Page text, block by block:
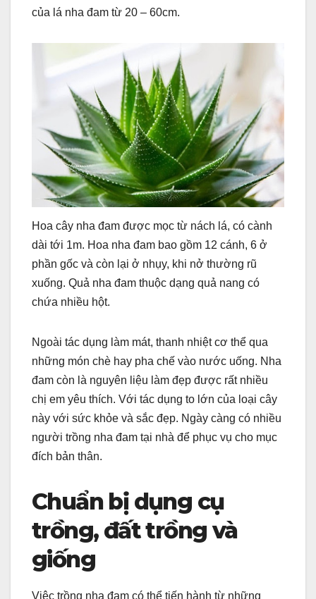
của lá nha đam từ 20 – 60cm.
Hoa cây nha đam được mọc từ nách lá, có cành
dài tới 1m. Hoa nha đam bao gồm 12 cánh, 6 ở
phần gốc và còn lại ở nhụy, khi nở thường rũ
xuống. Quả nha đam thuộc dạng quả nang có
chứa nhiều hột.
Ngoài tác dụng làm mát, thanh nhiệt cơ thể qua
những món chè hay pha chế vào nước uống. Nha
đam còn là nguyên liệu làm đẹp được rất nhiều
chị em yêu thích. Với tác dụng to lớn của loại cây
này với sức khỏe và sắc đẹp. Ngày càng có nhiều
người trồng nha đam tại nhà để phục vụ cho mục
đích bản thân.
Chuẩn bị dụng cụ
trồng, đất trồng và
giống
Việc trồng nha đam có thể tiến hành từ những